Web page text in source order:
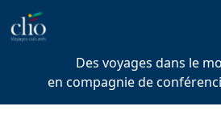
Des voyages dans le
en compagnie de